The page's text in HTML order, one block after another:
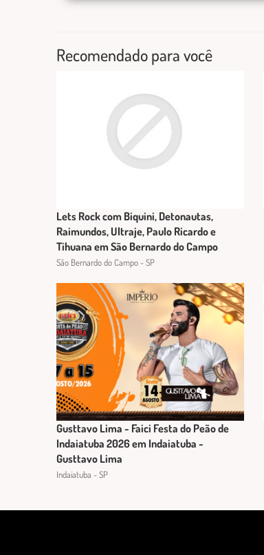
Recomendado para você
Lets Rock com Biquini, Detonautas,
Raimundos, Ultraje, Paulo Ricardo e
Tihuana em São Bernardo do Campo
São Bernardo do Campo - SP
Gusttavo Lima - Faici Festa do Peão de
Indaiatuba 2026 em Indaiatuba -
Gusttavo Lima
Indaiatuba - SP